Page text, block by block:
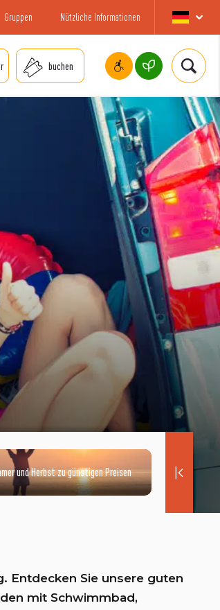
Gruppen Nützliche Informationen
buchen
und Herbst zu günstigen Preisen
Entdecken Sie unsere guten
mit Schwimmbad,